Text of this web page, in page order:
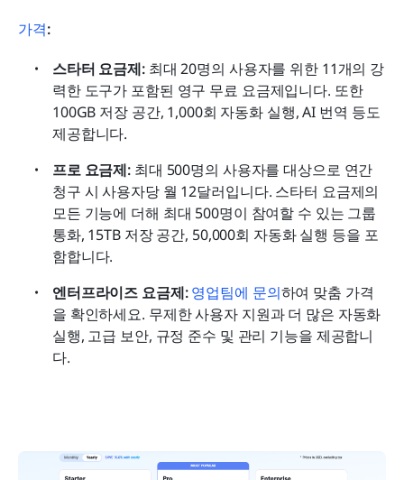
가격:
스타터 요금제: 최대 20명의 사용자를 위한 11개의 강
력한 도구가 포함된 영구 무료 요금제입니다. 또한
100GB 저장 공간, 1,000회 자동화 실행, AI 번역 등도
제공합니다.
프로 요금제: 최대 500명의 사용자를 대상으로 연간
청구 시 사용자당 월 12달러입니다. 스타터 요금제의
모든 기능에 더해 최대 500명이 참여할 수 있는 그룹
통화, 15TB 저장 공간, 50,000회 자동화 실행 등을 포
함합니다.
엔터프라이즈 요금제: 영업팀에 문의하여 맞춤 가격
을 확인하세요. 무제한 사용자 지원과 더 많은 자동화
실행, 고급 보안, 규정 준수 및 관리 기능을 제공합니
다.